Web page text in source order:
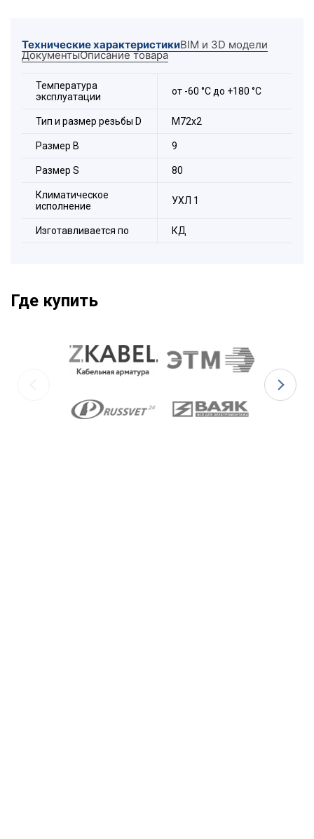
Технические характеристикиBIM и 3D модели
ДокументыОписание товара
Температура
эксплуатации
от -60 °С до +180 °С
Тип и размер резьбы D М72х2
Размер В 9
Размер S 80
Климатическое
исполнение
УХЛ 1
Изготавливается по КД
Где купить